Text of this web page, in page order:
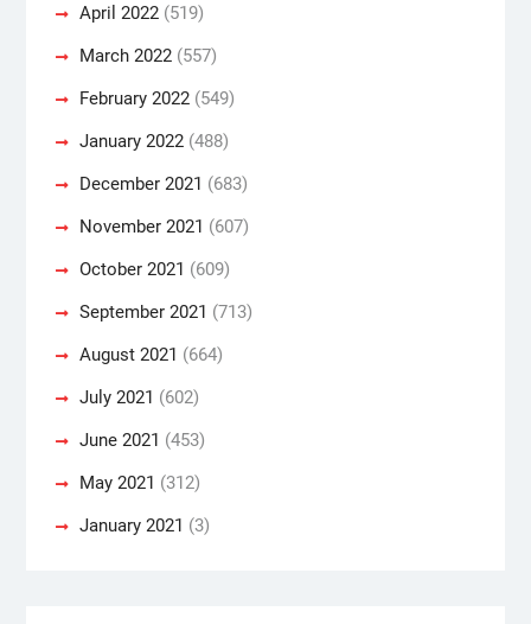
April 2022(519)
March 2022(557)
February 2022(549)
January 2022(488)
December 2021 (683)
November 2021 (607)
October 2021 (609)
September 2021 (713)
August 2021 (664)
July 2021 (602)
June 2021 (453)
May 2021 (312)
January 2021 (3)